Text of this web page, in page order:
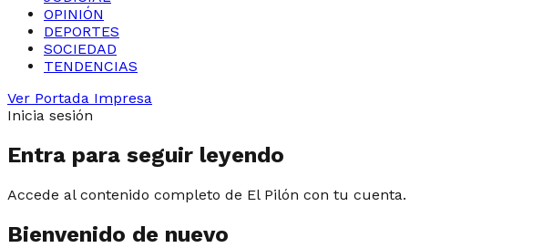
OPINIÓN
DEPORTES
SOCIEDAD
TENDENCIAS
Ver Portada Impresa
Inicia sesión
Entra para seguir leyendo
Accede al contenido completo de El Pilón con tu cuenta.
Bienvenido de nuevo